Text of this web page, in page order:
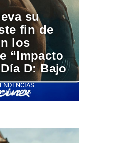
su
fin de
los
“Impacto
D: Bajo
07/2026